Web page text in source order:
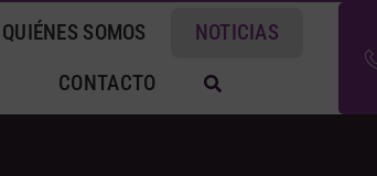
QUIÉNES SOMOS
NOTICIAS
CONTACTO